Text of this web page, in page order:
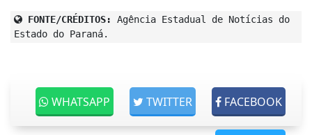
FONTE/CRÉDITOS:
Agência Estadual de Notícias do
Estado do Paraná.
FACEBOOK
TWITTER
WHATSAPP